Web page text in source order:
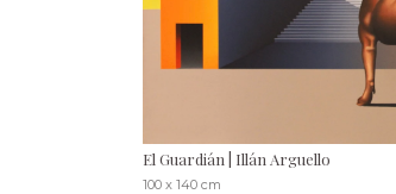
El Guardián | Illán Arguello
100 x 140 cm